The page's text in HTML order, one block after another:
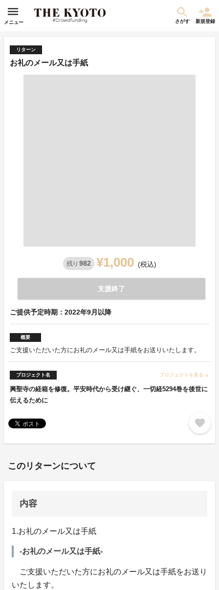
メニュー さがす 新規登録
リターン
お礼のメール又は手紙
残り 982 ¥1,000 (税込)
支援終了
ご提供予定時期：2022年9月以降
概要
ご支援いただいた方にお礼のメール又は手紙をお送りいたします。
プロジェクト名 プロジェクトを見る arrow_forward
興聖寺の経箱を修復。平安時代から受け継ぐ、一切経5294巻を後世に
伝えるために
favorite
このリターンについて
内容
1.お礼のメール又は手紙
-お礼のメール又は手紙-
ご支援いただいた方にお礼のメール又は手紙をお送り
いたします。